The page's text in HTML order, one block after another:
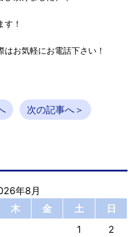
す！
お気軽にお電話下さい！
次の記事へ＞
年8月
木 金 土
日
1
2